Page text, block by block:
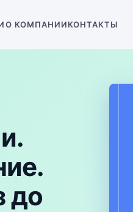
О КОМПАНИИКОНТАКТЫ
до